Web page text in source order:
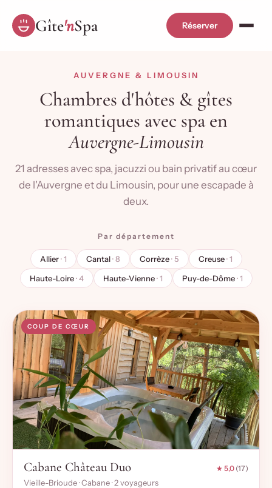
Gîte'nSpa Réserver
AUVERGNE & LIMOUSIN
Chambres d'hôtes & gîtes
romantiques avec spa en
Auvergne-Limousin
21 adresses avec spa, jacuzzi ou bain privatif au cœur
de l'Auvergne et du Limousin, pour une escapade à
deux.
Par département
Allier· 1 Cantal· 8 Corrèze· 5 Creuse· 1
Haute-Loire· 4 Haute-Vienne· 1 Puy-de-Dôme· 1
COUP DE CŒUR
Cabane Château Duo ★ 5,0 (17)
Vieille-Brioude · Cabane · 2 voyageurs